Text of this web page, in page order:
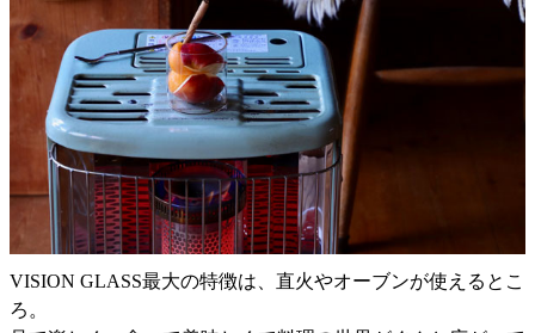
VISION GLASS最大の特徴は、直火やオーブンが使えるとこ
ろ。